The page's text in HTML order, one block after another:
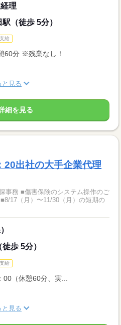
理
（徒歩 5分）
給
分 ※残業なし！
と見る
細を見る
20出社の大手企業代理
事務 ■傷害保険のシステム操作のご
17（月）〜11/30（月）の短期の
歩 5分）
給
（休憩60分、実...
と見る